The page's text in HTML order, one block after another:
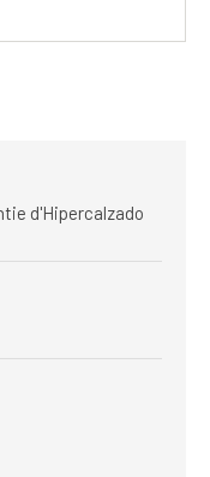
d'Hipercalzado